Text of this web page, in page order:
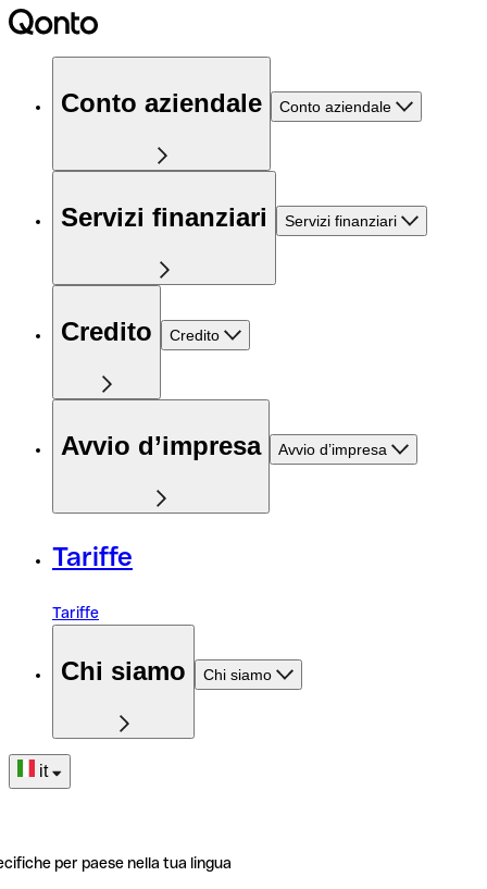
Conto aziendale Conto aziendale
Servizi finanziari Servizi finanziari
Credito Credito
Avvio d’impresa Avvio d’impresa
Tariffe
Tariffe
Chi siamo Chi siamo
it
per paese nella tua lingua